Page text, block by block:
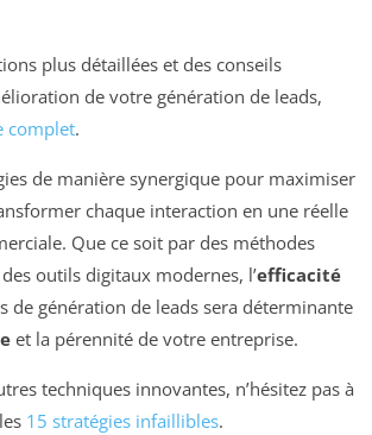
plus détaillées et des conseils
de votre génération de leads,
complet.
de manière synergique pour maximiser
chaque interaction en une réelle
Que ce soit par des méthodes
outils digitaux modernes, l’efficacité
de génération de leads sera déterminante
et la pérennité de votre entreprise.
techniques innovantes, n’hésitez pas à
15 stratégies infaillibles.